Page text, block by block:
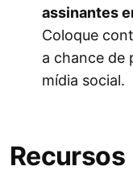
assinantes
Coloque
a chance de
mídia social.
Recursos